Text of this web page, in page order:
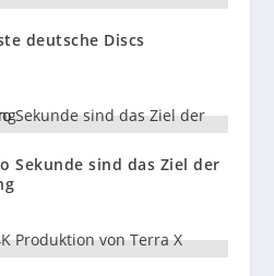
deutsche Discs
Sekunde sind das Ziel der